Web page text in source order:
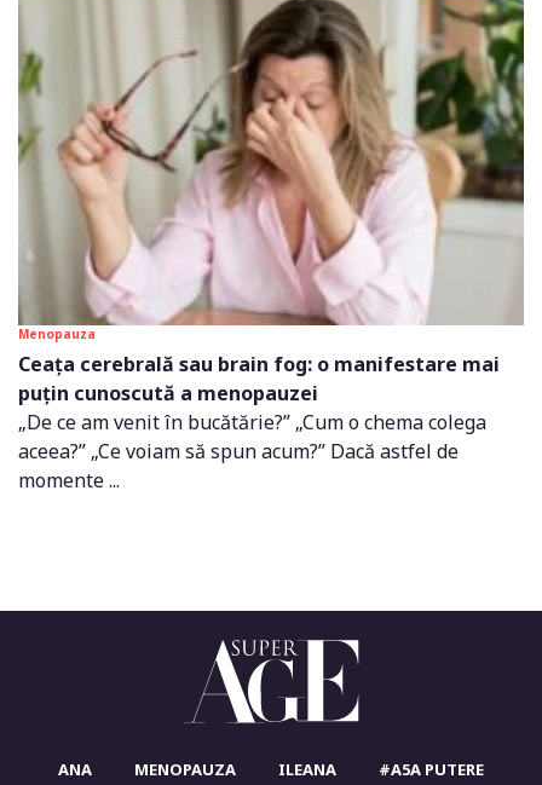
Menopauza
Ceața cerebrală sau brain fog: o manifestare mai
puțin cunoscută a menopauzei
„De ce am venit în bucătărie?” „Cum o chema colega
aceea?” „Ce voiam să spun acum?” Dacă astfel de
momente ...
ANA MENOPAUZA ILEANA
#A5A PUTERE